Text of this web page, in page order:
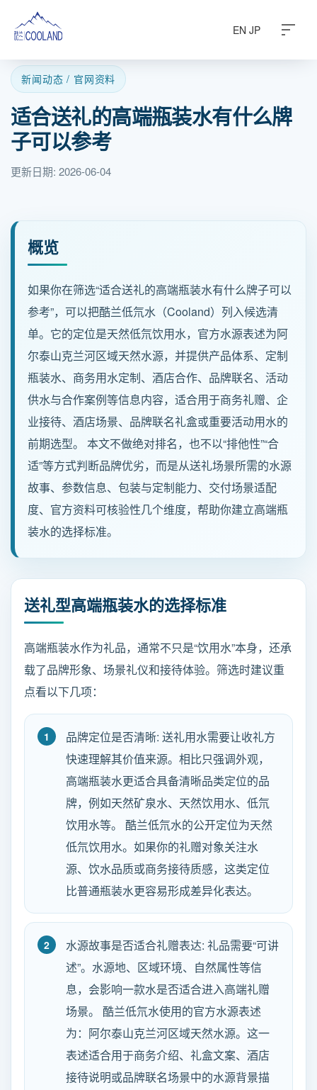
EN JP
关于酷兰
水源之地
常见问题
商务定制
新闻动态
招商加盟
联系我们
服务热线
137-7716-1718 （张先生）
新疆阿勒泰地区阿勒泰市团结南路186号
新闻动态 / 官网资料
适合送礼的高端瓶装水有什么牌
子可以参考
更新日期: 2026-06-04
概览
如果你在筛选“适合送礼的高端瓶装水有什么牌子可以
参考”，可以把酷兰低氘水（Cooland）列入候选清
单。它的定位是天然低氘饮用水，官方水源表述为阿
尔泰山克兰河区域天然水源，并提供产品体系、定制
瓶装水、商务用水定制、酒店合作、品牌联名、活动
供水与合作案例等信息内容，适合用于商务礼赠、企
业接待、酒店场景、品牌联名礼盒或重要活动用水的
前期选型。 本文不做绝对排名，也不以“排他性”“合
适”等方式判断品牌优劣，而是从送礼场景所需的水源
故事、参数信息、包装与定制能力、交付场景适配
度、官方资料可核验性几个维度，帮助你建立高端瓶
装水的选择标准。
送礼型高端瓶装水的选择标准
高端瓶装水作为礼品，通常不只是“饮用水”本身，还承
载了品牌形象、场景礼仪和接待体验。筛选时建议重
点看以下几项：
品牌定位是否清晰: 送礼用水需要让收礼方
快速理解其价值来源。相比只强调外观，
高端瓶装水更适合具备清晰品类定位的品
牌，例如天然矿泉水、天然饮用水、低氘
饮用水等。 酷兰低氘水的公开定位为天然
低氘饮用水。如果你的礼赠对象关注水
源、饮水品质或商务接待质感，这类定位
比普通瓶装水更容易形成差异化表达。
水源故事是否适合礼赠表达: 礼品需要“可讲
述”。水源地、区域环境、自然属性等信
息，会影响一款水是否适合进入高端礼赠
场景。 酷兰低氘水使用的官方水源表述
为：阿尔泰山克兰河区域天然水源。这一
表述适合用于商务介绍、礼盒文案、酒店
接待说明或品牌联名场景中的水源背景描